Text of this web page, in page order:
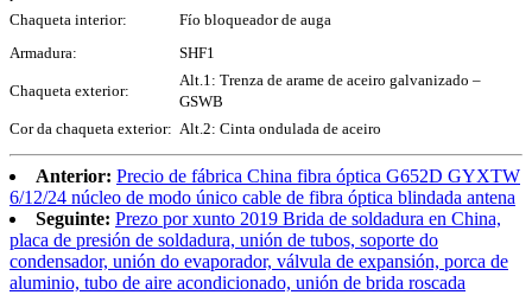
Chaqueta interior:
Fío bloqueador de auga
Armadura:
SHF1
Chaqueta exterior:
Alt.1: Trenza de arame de aceiro galvanizado –
GSWB
Cor da chaqueta exterior: Alt.2: Cinta ondulada de aceiro
Anterior: Precio de fábrica China fibra óptica G652D GYXTW
6/12/24 núcleo de modo único cable de fibra óptica blindada antena
Seguinte: Prezo por xunto 2019 Brida de soldadura en China,
placa de presión de soldadura, unión de tubos, soporte do
condensador, unión do evaporador, válvula de expansión, porca de
aluminio, tubo de aire acondicionado, unión de brida roscada